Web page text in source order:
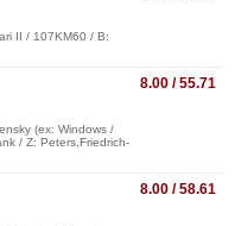
II / 107KM60 / B:
8.00 / 55.71
(ex: Windows /
/ Z: Peters,Friedrich-
8.00 / 58.61